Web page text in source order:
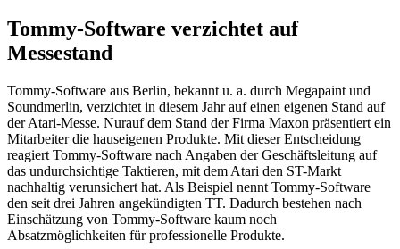
Tommy-Software verzichtet auf
Messestand
Tommy-Software aus Berlin, bekannt u. a. durch Megapaint und
Soundmerlin, verzichtet in diesem Jahr auf einen eigenen Stand auf
der Atari-Messe. Nurauf dem Stand der Firma Maxon präsentiert ein
Mitarbeiter die hauseigenen Produkte. Mit dieser Entscheidung
reagiert Tommy-Software nach Angaben der Geschäftsleitung auf
das undurchsichtige Taktieren, mit dem Atari den ST-Markt
nachhaltig verunsichert hat. Als Beispiel nennt Tommy-Software
den seit drei Jahren angekündigten TT. Dadurch bestehen nach
Einschätzung von Tommy-Software kaum noch
Absatzmöglichkeiten für professionelle Produkte.